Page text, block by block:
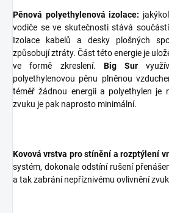
Pěnová polyethylenová izolace:
vodiče se ve skutečnosti stává
Izolace kabelů a desky plošných
způsobují ztráty. Část této energie je
ve formě zkreslení. Big Sur
polyethylenovou pěnu plněnou
téměř žádnou energii a polyethylen je
zvuku je pak naprosto minimální.
Kovová vrstva pro stínění a rozptýlení
systém, dokonale odstíní rušení
a tak zabrání nepříznivému ovlivnění